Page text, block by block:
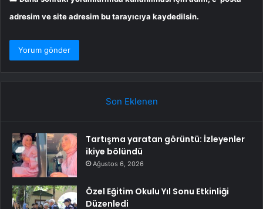
adresim ve site adresim bu tarayıcıya kaydedilsin.
Son Eklenen
Tartışma yaratan görüntü: İzleyenler
ikiye bölündü
Ağustos 6, 2026
Özel Eğitim Okulu Yıl Sonu Etkinliği
Düzenledi